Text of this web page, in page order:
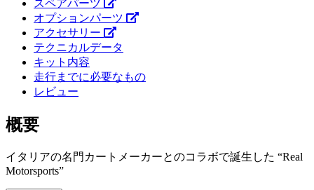
スペアパーツ
オプションパーツ
アクセサリー
テクニカルデータ
キット内容
走行までに必要なもの
レビュー
概要
イタリアの名門カートメーカーとのコラボで誕生した “Real
Motorsports”